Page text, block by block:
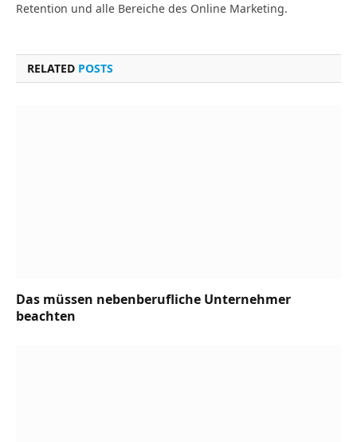
Retention und alle Bereiche des Online Marketing.
RELATED POSTS
Das müssen nebenberufliche Unternehmer
beachten